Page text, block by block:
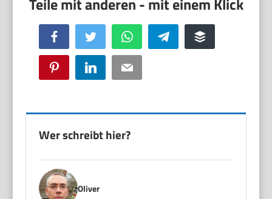
Facebook Twitter WhatsApp Telegram Buffer
Pinterest LinkedIn Email
Wer schreibt hier?
Oliver